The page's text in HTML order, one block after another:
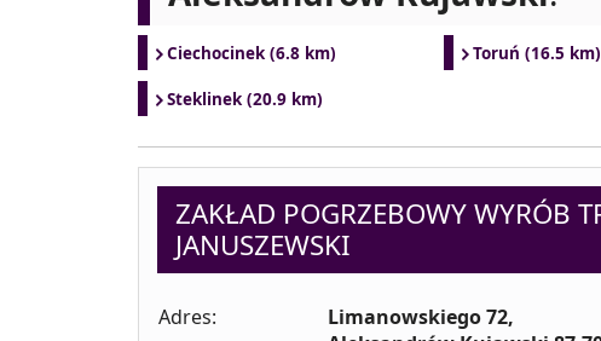
Ciechocinek (6.8 km) Toruń (16.5 km)
Steklinek (20.9 km)
ZAKŁAD POGRZEBOWY WYRÓB
JANUSZEWSKI
Adres:
Limanowskiego 72,